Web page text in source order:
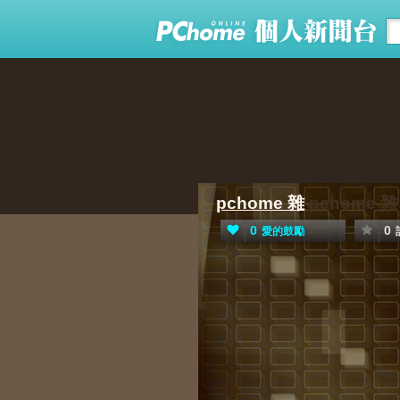
pchome 雜 pchome 雜
0 愛的鼓勵 0